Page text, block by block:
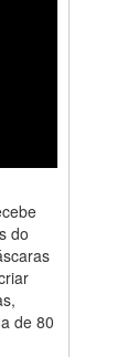
do
de 80